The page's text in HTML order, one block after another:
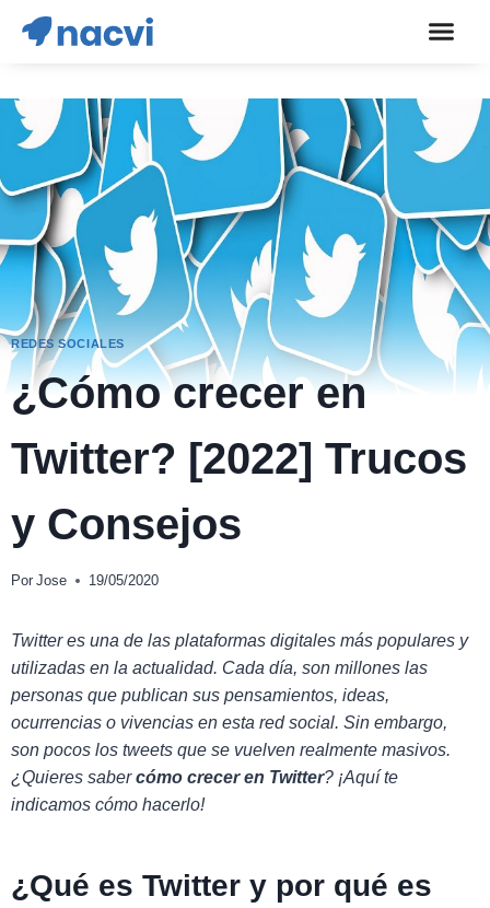
REDES SOCIALES
¿Cómo crecer en
Twitter? [2022] Trucos
y Consejos
Por Jose 19/05/2020
Twitter es una de las plataformas digitales más populares y
utilizadas en la actualidad. Cada día, son millones las
personas que publican sus pensamientos, ideas,
ocurrencias o vivencias en esta red social. Sin embargo,
son pocos los tweets que se vuelven realmente masivos.
¿Quieres sabercómo crecer en Twitter? ¡Aquí te
indicamos cómo hacerlo!
¿Qué es Twitter y por qué es